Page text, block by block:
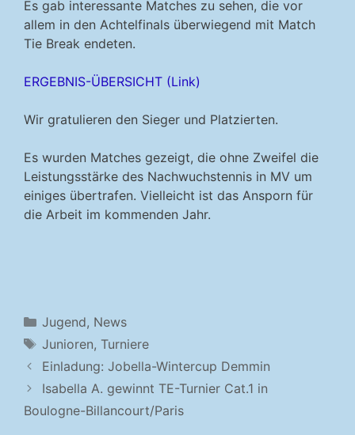
Es gab interessante Matches zu sehen, die vor
allem in den Achtelfinals überwiegend mit Match
Tie Break endeten.
ERGEBNIS-ÜBERSICHT (Link)
Wir gratulieren den Sieger und Platzierten.
Es wurden Matches gezeigt, die ohne Zweifel die
Leistungsstärke des Nachwuchstennis in MV um
einiges übertrafen. Vielleicht ist das Ansporn für
die Arbeit im kommenden Jahr.
Kategorien
Jugend, News
Schlagwörter
Junioren, Turniere
Einladung: Jobella-Wintercup Demmin
Isabella A. gewinnt TE-Turnier Cat.1 in
Boulogne-Billancourt/Paris